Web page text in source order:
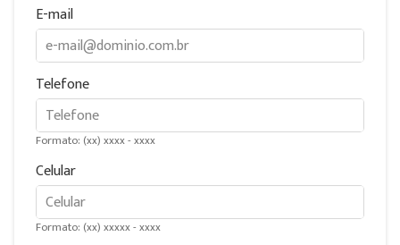
E-mail
Telefone
Formato: (xx) xxxx - xxxx
Celular
Formato: (xx) xxxxx - xxxx